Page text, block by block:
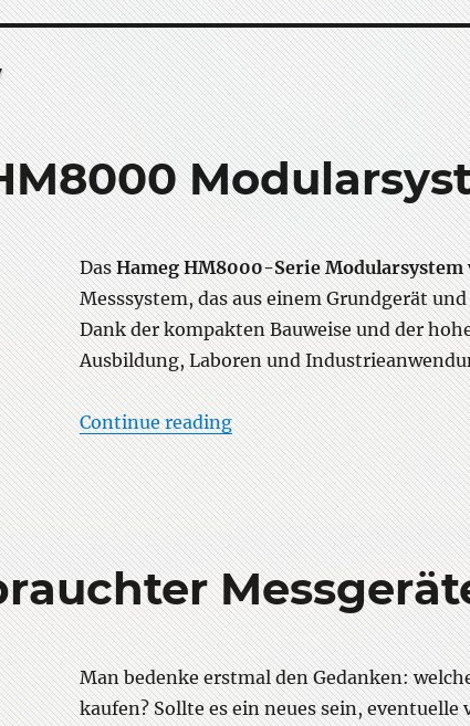
DasHameg HM8000-Serie Modularsystem
Messsystem, das aus einem Grundgerät
Dank der kompakten Bauweise und der
Ausbildung, Laboren und
Continue reading“Hameg HM8000
Man bedenke erstmal den Gedanken:
kaufen? Sollte es ein neues sein,